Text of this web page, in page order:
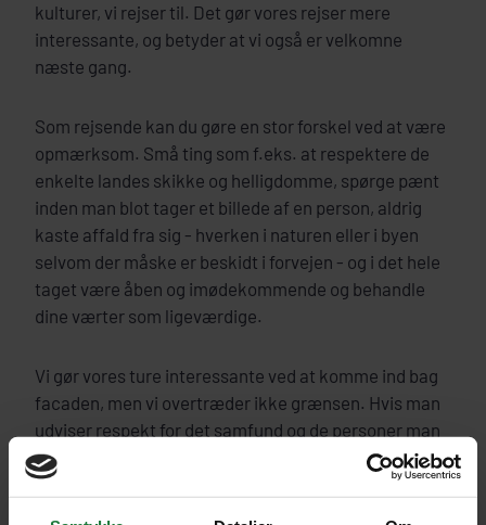
kulturer, vi rejser til. Det gør vores rejser mere
interessante, og betyder at vi også er velkomne
næste gang.
Som rejsende kan du gøre en stor forskel ved at være
opmærksom. Små ting som f.eks. at respektere de
enkelte landes skikke og helligdomme, spørge pænt
inden man blot tager et billede af en person, aldrig
kaste affald fra sig - hverken i naturen eller i byen
selvom der måske er beskidt i forvejen - og i det hele
taget være åben og imødekommende og behandle
dine værter som ligeværdige.
Vi gør vores ture interessante ved at komme ind bag
facaden, men vi overtræder ikke grænsen. Hvis man
udviser respekt for det samfund og de personer man
besøger, kommer man i dialog og bliver mødt med
venlighed og smil. Rejsen bliver meget mere